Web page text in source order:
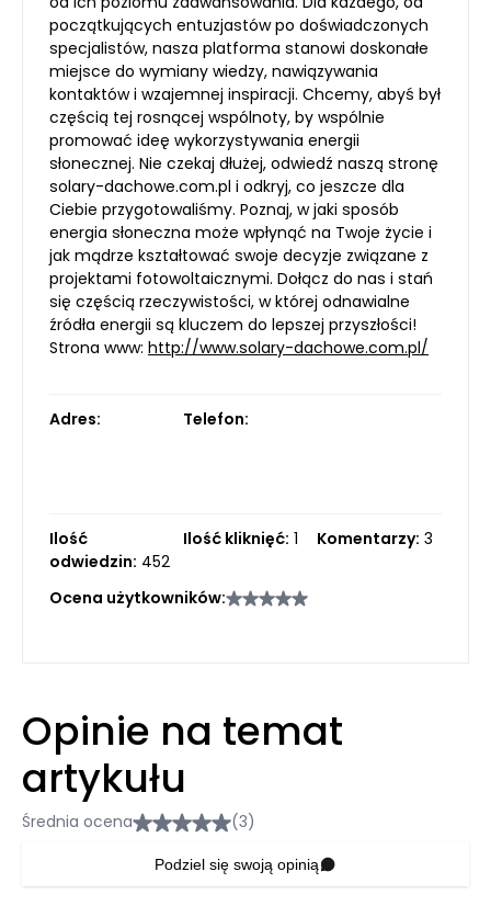
początkujących entuzjastów po doświadczonych
specjalistów, nasza platforma stanowi doskonałe
miejsce do wymiany wiedzy, nawiązywania
kontaktów i wzajemnej inspiracji. Chcemy, abyś był
częścią tej rosnącej wspólnoty, by wspólnie
promować ideę wykorzystywania energii
słonecznej. Nie czekaj dłużej, odwiedź naszą stronę
solary-dachowe.com.pl i odkryj, co jeszcze dla
Ciebie przygotowaliśmy. Poznaj, w jaki sposób
energia słoneczna może wpłynąć na Twoje życie i
jak mądrze kształtować swoje decyzje związane z
projektami fotowoltaicznymi. Dołącz do nas i stań
się częścią rzeczywistości, w której odnawialne
źródła energii są kluczem do lepszej przyszłości!
Strona www: http://www.solary-dachowe.com.pl/
Adres: Telefon:
Ilość
odwiedzin: 452
Ilość kliknięć: 1 Komentarzy: 3
Ocena użytkowników:
Opinie na temat
artykułu
Średnia ocena (3)
Podziel się swoją opinią